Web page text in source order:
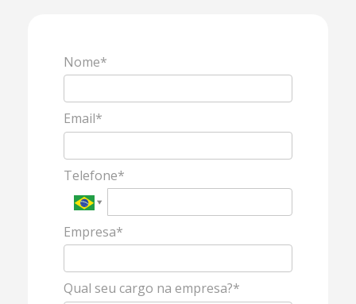
Nome*
Email*
Telefone*
Empresa*
Qual seu cargo na empresa?*